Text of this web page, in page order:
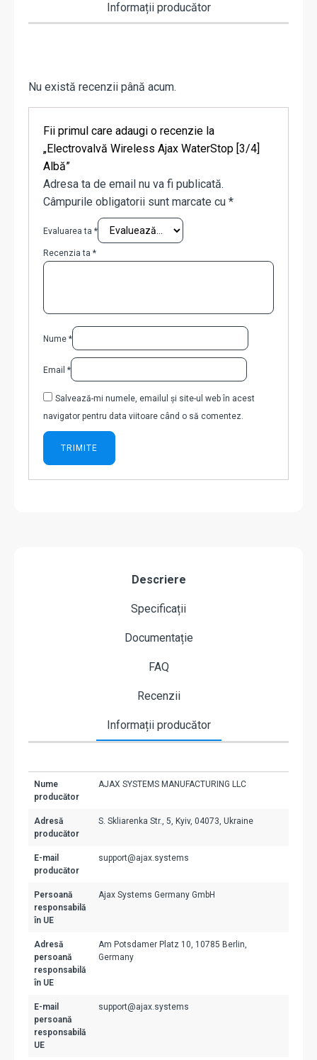
Informații producător
Nu există recenzii până acum.
Fii primul care adaugi o recenzie la
„Electrovalvă Wireless Ajax WaterStop [3/4]
Albă”
Adresa ta de email nu va fi publicată.
Câmpurile obligatorii sunt marcate cu *
Evaluarea ta *
Recenzia ta *
Nume *
Email *
Salvează-mi numele, emailul și site-ul web în acest
navigator pentru data viitoare când o să comentez.
Descriere
Specificații
Documentație
FAQ
Recenzii
Informații producător
Nume
producător
AJAX SYSTEMS MANUFACTURING LLC
Adresă
producător
S. Skliarenka Str., 5, Kyiv, 04073, Ukraine
E-mail
producător
support@ajax.systems
Persoană
responsabilă
în UE
Ajax Systems Germany GmbH
Adresă
persoană
responsabilă
în UE
Am Potsdamer Platz 10, 10785 Berlin,
Germany
E-mail
persoană
responsabilă
UE
support@ajax.systems